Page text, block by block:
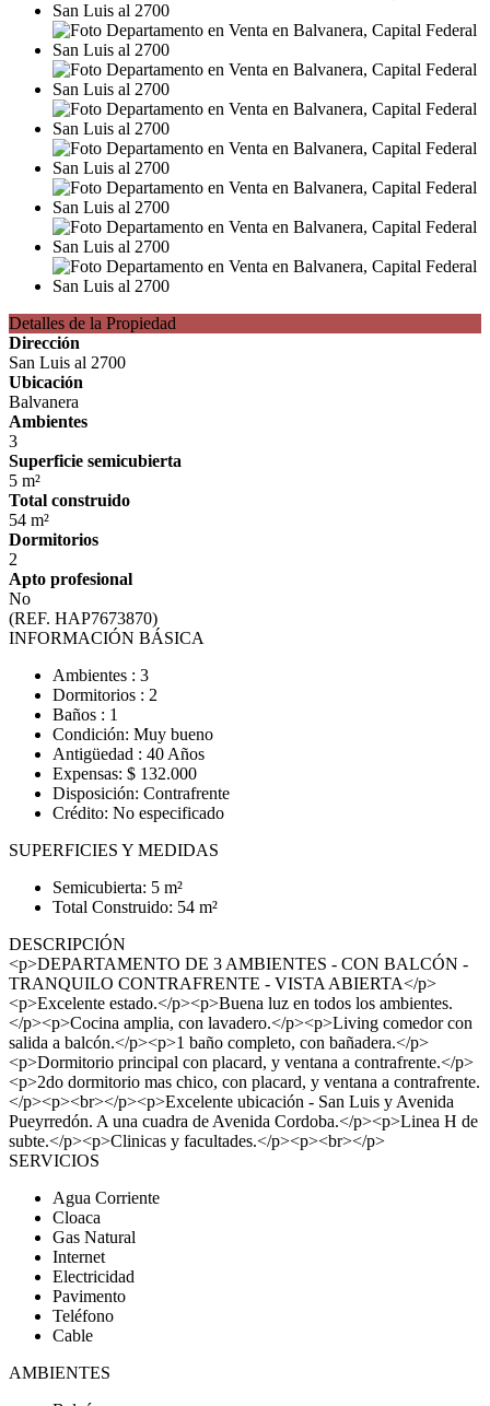
Detalles de la Propiedad
Dirección
San Luis al 2700
Ubicación
Balvanera
Ambientes
3
Superficie semicubierta
5 m²
Total construido
54 m²
Dormitorios
2
Apto profesional
No
(REF. HAP7673870)
INFORMACIÓN BÁSICA
Ambientes : 3
Dormitorios : 2
Baños : 1
Condición: Muy bueno
Antigüedad : 40 Años
Expensas: $ 132.000
Disposición: Contrafrente
Crédito: No especificado
SUPERFICIES Y MEDIDAS
Semicubierta: 5 m²
Total Construido: 54 m²
DESCRIPCIÓN
<p>DEPARTAMENTO DE 3 AMBIENTES - CON BALCÓN -
TRANQUILO CONTRAFRENTE - VISTA ABIERTA</p>
<p>Excelente estado.</p><p>Buena luz en todos los ambientes.
</p><p>Cocina amplia, con lavadero.</p><p>Living comedor con
salida a balcón.</p><p>1 baño completo, con bañadera.</p>
<p>Dormitorio principal con placard, y ventana a contrafrente.</p>
<p>2do dormitorio mas chico, con placard, y ventana a contrafrente.
</p><p><br></p><p>Excelente ubicación - San Luis y Avenida
Pueyrredón. A una cuadra de Avenida Cordoba.</p><p>Linea H de
subte.</p><p>Clinicas y facultades.</p><p><br></p>
SERVICIOS
Agua Corriente
Cloaca
Gas Natural
Internet
Electricidad
Pavimento
Teléfono
Cable
AMBIENTES